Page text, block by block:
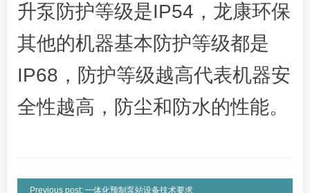
升泵防护等级是IP54，龙康环保
其他的机器基本防护等级都是
IP68，防护等级越高代表机器安
全性越高，防尘和防水的性能。
Previous post: 一体化预制泵站设备技术要求